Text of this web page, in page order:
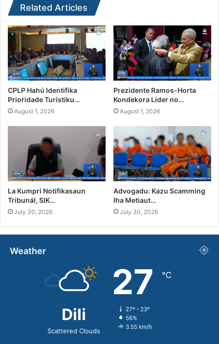
Related Articles
CPLP Hahú Identifika
Prioridade Turístiku…
August 1, 2026
Prezidente Ramos-Horta
Kondekora Líder no…
August 1, 2026
La Kumpri Notifikasaun
Tribunál, SIK…
July 30, 2026
Advogadu: Kazu Scamming
Iha Metiaut…
July 30, 2026
Weather
Dili
Scattered Clouds
27 ℃
27º - 23º
56%
3.55 km/h